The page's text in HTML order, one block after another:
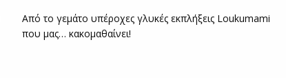
Από το γεμάτο υπέροχες γλυκές εκπλήξεις Loukumami
που μας… κακομαθαίνει!